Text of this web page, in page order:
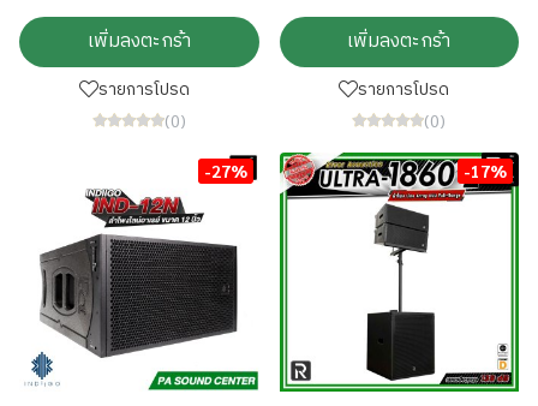
เพิ่มลงตะกร้า
รายการโปรด
(0)
เพิ่มลงตะกร้า
รายการโปรด
(0)
-27% -17%